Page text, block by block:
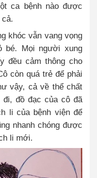
ca bệnh nào được
khóc vẫn vang vọng
bé. Mọi người xung
đều cảm thông cho
còn quá trẻ để phải
vậy, cả về thể chất
đồ đạc của cô đã
li của bệnh viện để
nhanh chóng được
li mới.